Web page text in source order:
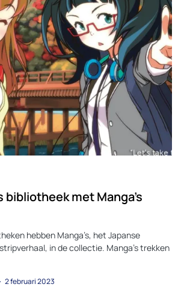
bibliotheek met Manga’s
hebben Manga’s, het Japanse
in de collectie. Manga’s trekken
2 februari 2023